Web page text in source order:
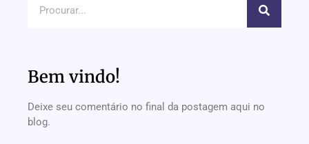
Bem vindo!
Deixe seu comentário no final da postagem aqui no
blog.